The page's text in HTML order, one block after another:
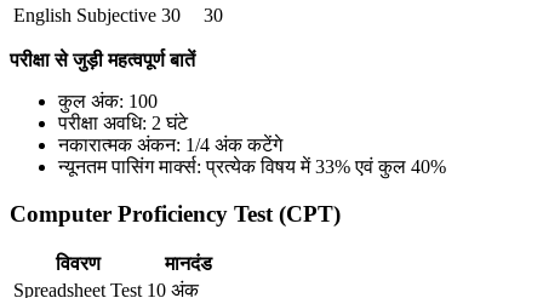
English Subjective 30 30
परीक्षा से जुड़ी महत्वपूर्ण बातें
कुल अंक: 100
परीक्षा अवधि: 2 घंटे
नकारात्मक अंकन: 1/4 अंक कटेंगे
न्यूनतम पासिंग मार्क्स: प्रत्येक विषय में 33% एवं कुल 40%
Computer Proficiency Test (CPT)
विवरण
मानदंड
Spreadsheet Test 10 अंक